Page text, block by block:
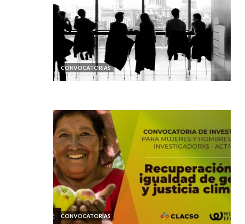
CONVOCATORIAS
CONVOCATORIAS